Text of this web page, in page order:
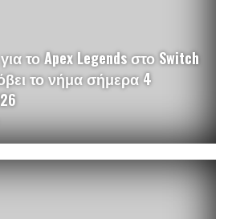
το Apex Legends στο Switch
το νήμα σήμερα 4